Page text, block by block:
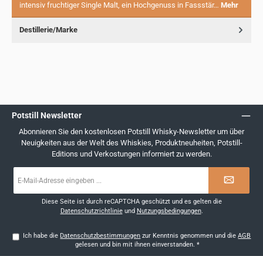
intensiv fruchtiger Single Malt, ein Hochgenuss in Fassstär… Mehr
Destillerie/Marke
Potstill Newsletter
Abonnieren Sie den kostenlosen Potstill Whisky-Newsletter um über
Neuigkeiten aus der Welt des Whiskies, Produktneuheiten, Potstill-
Editions und Verkostungen informiert zu werden.
Mail-
Diese Seite ist durch reCAPTCHA geschützt und es gelten die
Datenschutzrichtlinieund Nutzungsbedingungen.
Ich habe die Datenschutzbestimmungen zur Kenntnis genommen und dieAGB
gelesen und bin mit ihnen einverstanden. *